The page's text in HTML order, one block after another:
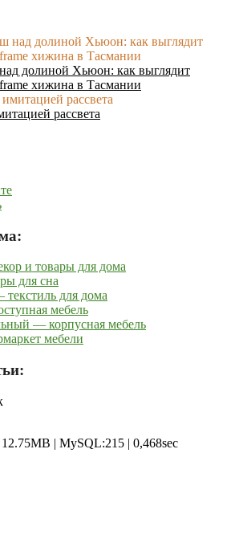
долиной Хьюон: как выглядит
хижина в Тасмании
рассвета
и товары для дома
для сна
для дома
мебель
— корпусная мебель
мебели
12.75MB | MySQL:215 | 0,468sec